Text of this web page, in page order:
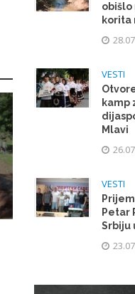
obišlo
korita
VESTI
kamp
Mlavi
VESTI
Petar
Srbiju